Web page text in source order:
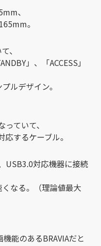
、
。
、
」、「ACCESS」
ルデザイン。
ていて、
するケーブル。
USB3.0対応機器に接続
なる。（理論値最大
能のあるBRAVIAだと